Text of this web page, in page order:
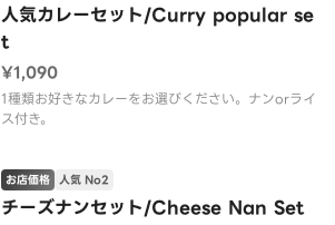
人気カレーセット/Curry popular se
t
¥1,090
1種類お好きなカレーをお選びください。ナンorライ
ス付き。
チーズナンセット/Cheese Nan Set
お店価格 人気 No2